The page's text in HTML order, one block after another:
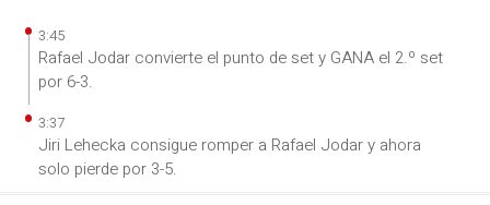
3:45
Rafael Jodar convierte el punto de set y GANA el 2.º set
por 6-3.
3:37
Jiri Lehecka consigue romper a Rafael Jodar y ahora
solo pierde por 3-5.